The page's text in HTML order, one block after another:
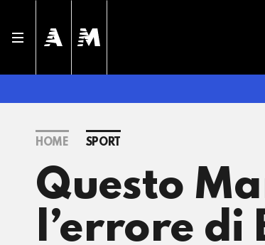
HOME SPORT
Questo
l’errore di